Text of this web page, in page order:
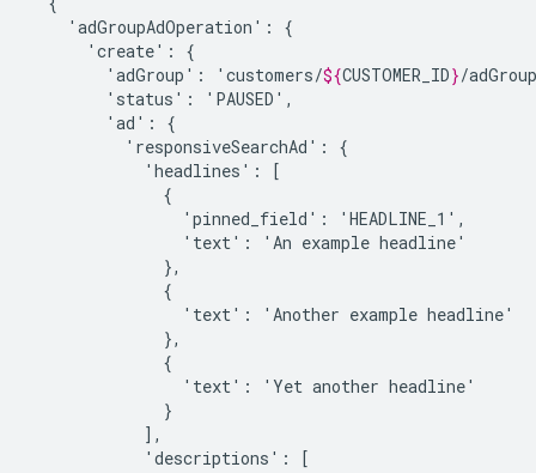
'adGroupAdOperation':
'create':
'adGroup':
'customers/${CUSTOMER_ID}
'status':
'ad':
'responsiveSearchAd':
'headlines':
'pinned_field':
'text':
'An example
'text':
'Another example
'text':
'Yet another
'descriptions':